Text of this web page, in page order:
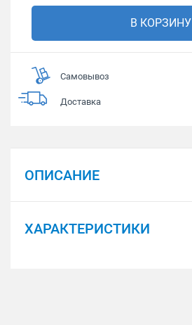
В КОРЗИНУ
Самовывоз
Доставка
ОПИСАНИЕ
ХАРАКТЕРИСТИКИ